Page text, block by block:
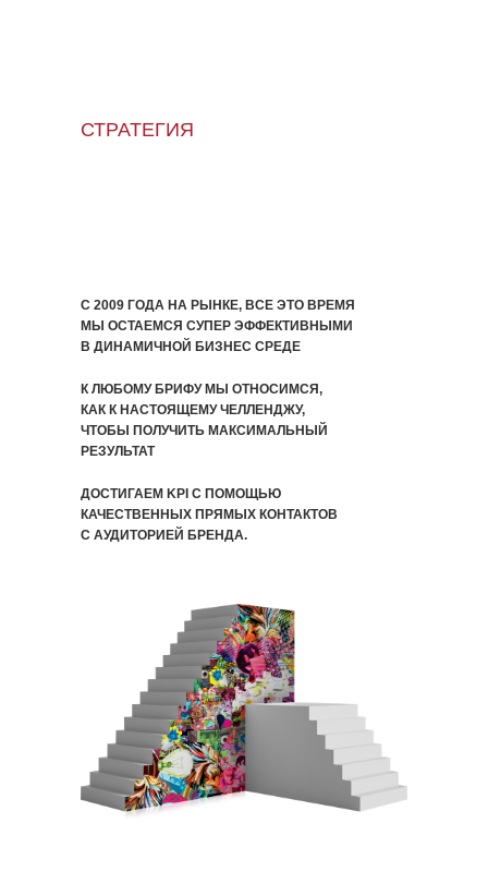
СТРАТЕГИЯ
C 2009 ГОДА НА РЫНКЕ, ВСЕ ЭТО ВРЕМЯ
МЫ ОСТАЕМСЯ СУПЕР ЭФФЕКТИВНЫМИ
В ДИНАМИЧНОЙ БИЗНЕС СРЕДЕ
К ЛЮБОМУ БРИФУ МЫ ОТНОСИМСЯ,
КАК К НАСТОЯЩЕМУ ЧЕЛЛЕНДЖУ,
ЧТОБЫ ПОЛУЧИТЬ МАКСИМАЛЬНЫЙ
РЕЗУЛЬТАТ
ДОСТИГАЕМ KPI С ПОМОЩЬЮ
КАЧЕСТВЕННЫХ ПРЯМЫХ КОНТАКТОВ
С АУДИТОРИЕЙ БРЕНДА.